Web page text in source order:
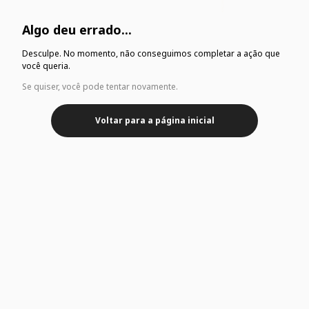
Algo deu errado...
Desculpe. No momento, não conseguimos completar a ação que
você queria.
Se quiser, você pode tentar novamente.
Voltar para a página inicial